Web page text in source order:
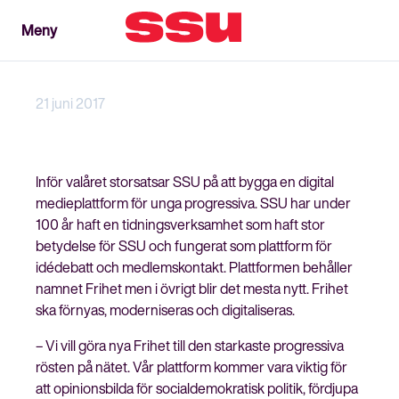
Stäng
MenyMeny
21 juni 2017
Inför valåret storsatsar SSU på att bygga en digital
medieplattform för unga progressiva. SSU har under
100 år haft en tidningsverksamhet som haft stor
betydelse för SSU och fungerat som plattform för
idédebatt och medlemskontakt. Plattformen behåller
namnet Frihet men i övrigt blir det mesta nytt. Frihet
ska förnyas, moderniseras och digitaliseras.
– Vi vill göra nya Frihet till den starkaste progressiva
rösten på nätet. Vår plattform kommer vara viktig för
att opinionsbilda för socialdemokratisk politik, fördjupa